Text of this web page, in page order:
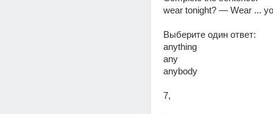
wear tonight? — Wear ...
Выберите один ответ:
anything
any
anybody
7,